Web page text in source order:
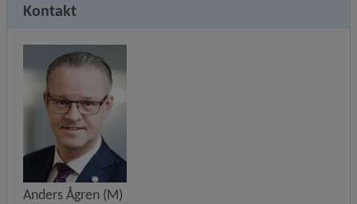
Kontakt
Anders Ågren (M)